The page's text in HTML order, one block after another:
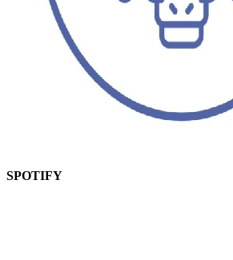
SPOTIFY